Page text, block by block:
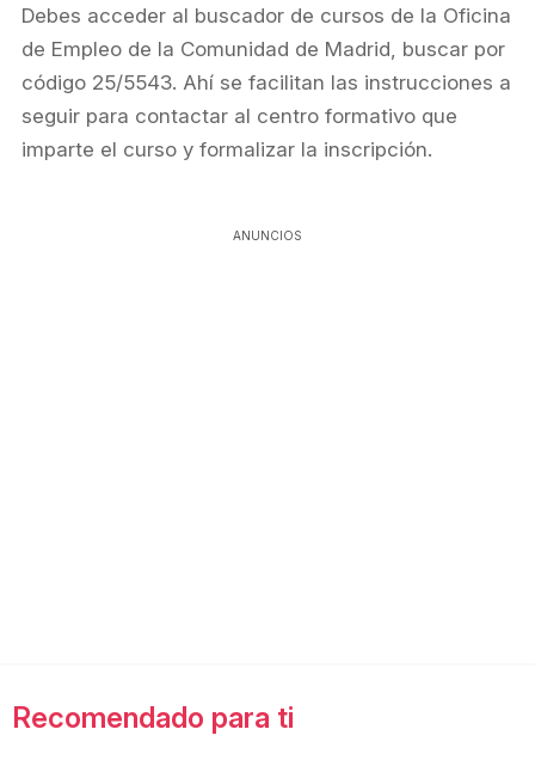
Debes acceder al buscador de cursos de la Oficina
de Empleo de la Comunidad de Madrid, buscar por
código 25/5543. Ahí se facilitan las instrucciones a
seguir para contactar al centro formativo que
imparte el curso y formalizar la inscripción.
ANUNCIOS
Recomendado para ti